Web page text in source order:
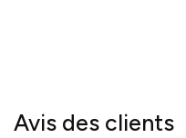
Avis des clients